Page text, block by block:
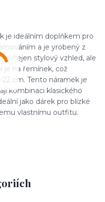
je ideálním doplňkem pro
a je yrobený z
nejen stylový vzhled, ale
je na řemínek, což
cm. Tento náramek je
kombinaci klasického
jako dárek pro blízké
vlastnímu outfitu.